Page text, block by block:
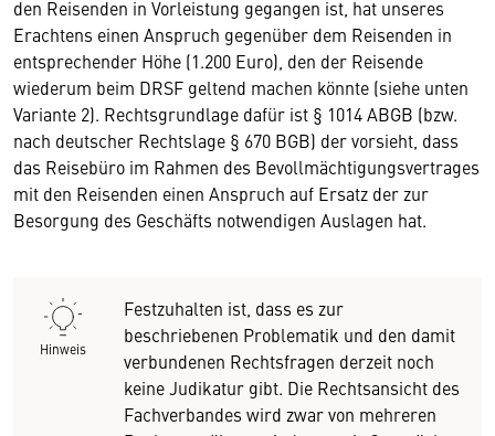
den Reisenden in Vorleistung gegangen ist, hat unseres
Erachtens einen Anspruch gegenüber dem Reisenden in
entsprechender Höhe (1.200 Euro), den der Reisende
wiederum beim DRSF geltend machen könnte (siehe unten
Variante 2). Rechtsgrundlage dafür ist § 1014 ABGB (bzw.
nach deutscher Rechtslage § 670 BGB) der vorsieht, dass
das Reisebüro im Rahmen des Bevollmächtigungsvertrages
mit den Reisenden einen Anspruch auf Ersatz der zur
Besorgung des Geschäfts notwendigen Auslagen hat.
Hinweis
Festzuhalten ist, dass es zur
beschriebenen Problematik und den damit
verbundenen Rechtsfragen derzeit noch
keine Judikatur gibt. Die Rechtsansicht des
Fachverbandes wird zwar von mehreren